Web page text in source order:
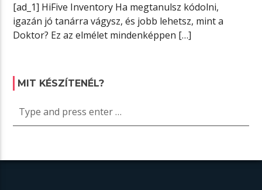
[ad_1] HiFive Inventory Ha megtanulsz kódolni,
igazán jó tanárra vágysz, és jobb lehetsz, mint a
Doktor? Ez az elmélet mindenképpen […]
MIT KÉSZÍTENÉL?